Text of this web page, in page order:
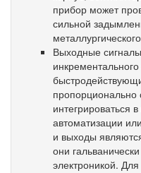
прибор может
сильной
Выходные
пропорционально
интегрироваться
автоматизации
и выходы
они
электроникой.